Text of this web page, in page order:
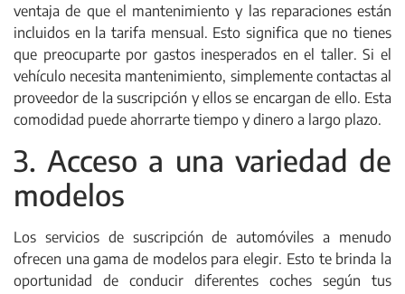
ventaja de que el mantenimiento y las reparaciones están
incluidos en la tarifa mensual. Esto significa que no tienes
que preocuparte por gastos inesperados en el taller. Si el
vehículo necesita mantenimiento, simplemente contactas al
proveedor de la suscripción y ellos se encargan de ello. Esta
comodidad puede ahorrarte tiempo y dinero a largo plazo.
3. Acceso a una variedad de
modelos
Los servicios de suscripción de automóviles a menudo
ofrecen una gama de modelos para elegir. Esto te brinda la
oportunidad de conducir diferentes coches según tus